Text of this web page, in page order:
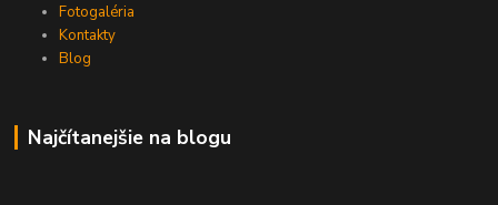
Fotogaléria
Kontakty
Blog
Najčítanejšie na blogu